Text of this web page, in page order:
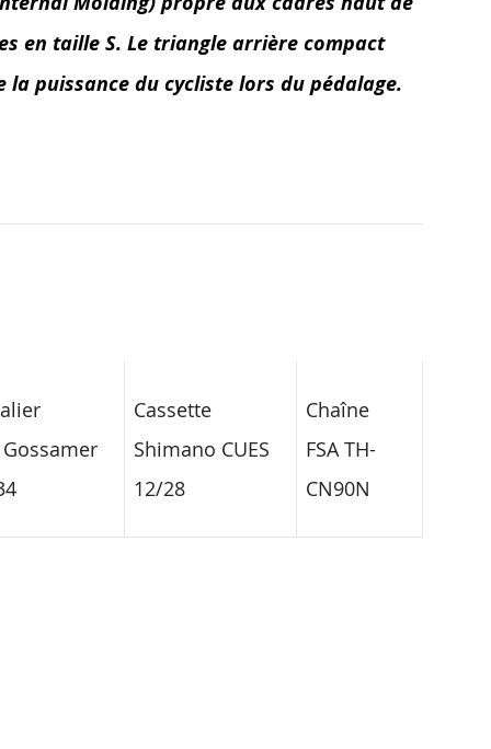
en taille S. Le triangle arrière compact
puissance du cycliste lors du pédalage.
Gossamer
Cassette
Shimano CUES
12/28
Chaîne
FSA TH-
CN90N